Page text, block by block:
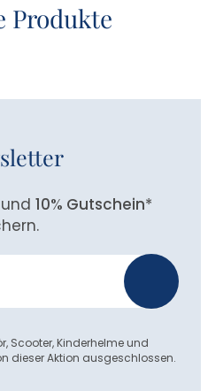
Produkte
und 10% Gutschein*
Scooter, Kinderhelme und
dieser Aktion ausgeschlossen.